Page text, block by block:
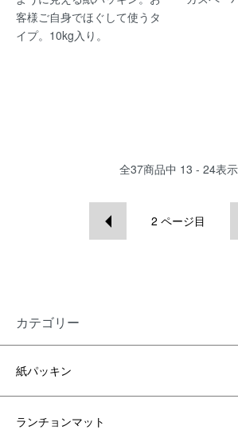
客様ご自身でほぐして使うタ
イプ。10kg入り。
全37商品中 13 - 24表示
2 ページ目
カテゴリー
紙パッキン
ランチョンマット